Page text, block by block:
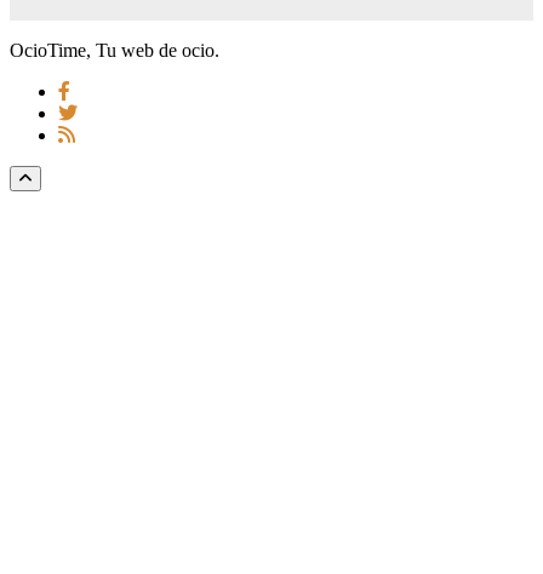
OcioTime, Tu web de ocio.